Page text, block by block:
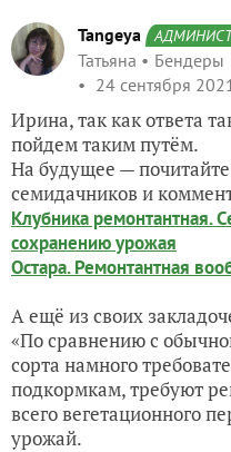
Tangeya
Татьяна
Бендеры
24 сентября
Ирина, так как ответа
пойдем таким путём.
На будущее —
семидачников и
Клубника ремонтантная.
сохранению урожая
Остара. Ремонтантная
А ещё из своих
«По сравнению с
сорта намного
подкормкам, требуют
всего вегетационного
урожай.